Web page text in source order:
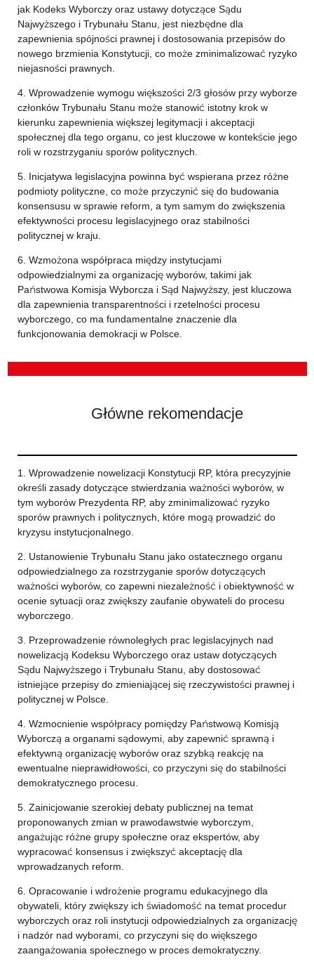
jak Kodeks Wyborczy oraz ustawy dotyczące Sądu
Najwyższego i Trybunału Stanu, jest niezbędne dla
zapewnienia spójności prawnej i dostosowania przepisów do
nowego brzmienia Konstytucji, co może zminimalizować ryzyko
niejasności prawnych.
4. Wprowadzenie wymogu większości 2/3 głosów przy wyborze
członków Trybunału Stanu może stanowić istotny krok w
kierunku zapewnienia większej legitymacji i akceptacji
społecznej dla tego organu, co jest kluczowe w kontekście jego
roli w rozstrzyganiu sporów politycznych.
5. Inicjatywa legislacyjna powinna być wspierana przez różne
podmioty polityczne, co może przyczynić się do budowania
konsensusu w sprawie reform, a tym samym do zwiększenia
efektywności procesu legislacyjnego oraz stabilności
politycznej w kraju.
6. Wzmożona współpraca między instytucjami
odpowiedzialnymi za organizację wyborów, takimi jak
Państwowa Komisja Wyborcza i Sąd Najwyższy, jest kluczowa
dla zapewnienia transparentności i rzetelności procesu
wyborczego, co ma fundamentalne znaczenie dla
funkcjonowania demokracji w Polsce.
Główne rekomendacje
1. Wprowadzenie nowelizacji Konstytucji RP, która precyzyjnie
określi zasady dotyczące stwierdzania ważności wyborów, w
tym wyborów Prezydenta RP, aby zminimalizować ryzyko
sporów prawnych i politycznych, które mogą prowadzić do
kryzysu instytucjonalnego.
2. Ustanowienie Trybunału Stanu jako ostatecznego organu
odpowiedzialnego za rozstrzyganie sporów dotyczących
ważności wyborów, co zapewni niezależność i obiektywność w
ocenie sytuacji oraz zwiększy zaufanie obywateli do procesu
wyborczego.
3. Przeprowadzenie równoległych prac legislacyjnych nad
nowelizacją Kodeksu Wyborczego oraz ustaw dotyczących
Sądu Najwyższego i Trybunału Stanu, aby dostosować
istniejące przepisy do zmieniającej się rzeczywistości prawnej i
politycznej w Polsce.
4. Wzmocnienie współpracy pomiędzy Państwową Komisją
Wyborczą a organami sądowymi, aby zapewnić sprawną i
efektywną organizację wyborów oraz szybką reakcję na
ewentualne nieprawidłowości, co przyczyni się do stabilności
demokratycznego procesu.
5. Zainicjowanie szerokiej debaty publicznej na temat
proponowanych zmian w prawodawstwie wyborczym,
angażując różne grupy społeczne oraz ekspertów, aby
wypracować konsensus i zwiększyć akceptację dla
wprowadzanych reform.
6. Opracowanie i wdrożenie programu edukacyjnego dla
obywateli, który zwiększy ich świadomość na temat procedur
wyborczych oraz roli instytucji odpowiedzialnych za organizację
i nadzór nad wyborami, co przyczyni się do większego
zaangażowania społecznego w proces demokratyczny.